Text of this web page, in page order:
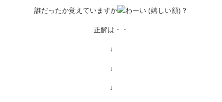
誰だったか覚えていますか ？
正解は・・
↓
↓
↓